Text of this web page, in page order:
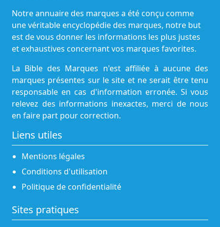
Notre annuaire des marques a été conçu comme
une véritable encyclopédie des marques, notre but
est de vous donner les informations les plus justes
et exhaustives concernant vos marques favorites.
La Bible des Marques n'est affiliée à aucune des
marques présentes sur le site et ne serait être tenu
responsable en cas d'information erronée. Si vous
relevez des informations inexactes, merci de nous
en faire part pour correction.
Liens utiles
Mentions légales
Conditions d'utilisation
Politique de confidentialité
Sites pratiques